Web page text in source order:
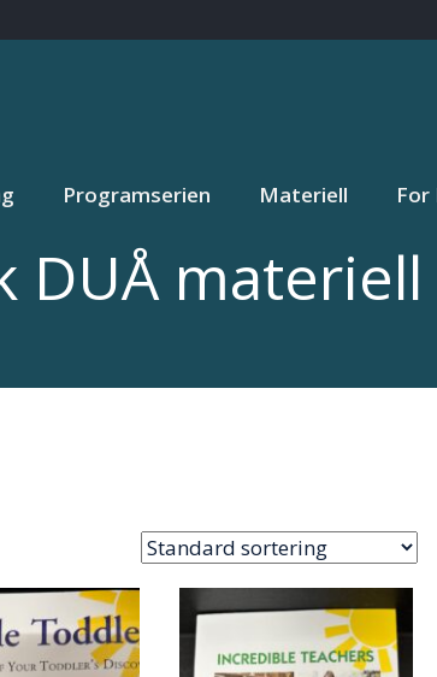
Programserien Materiell For
DUÅ materiell